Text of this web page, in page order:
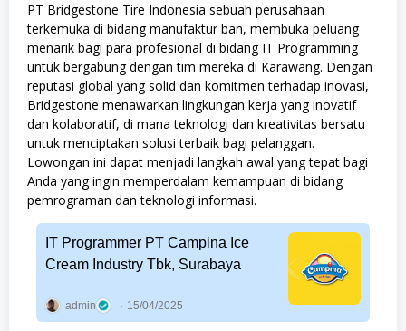
PT Bridgestone Tire Indonesia sebuah perusahaan
terkemuka di bidang manufaktur ban, membuka peluang
menarik bagi para profesional di bidang IT Programming
untuk bergabung dengan tim mereka di Karawang. Dengan
reputasi global yang solid dan komitmen terhadap inovasi,
Bridgestone menawarkan lingkungan kerja yang inovatif
dan kolaboratif, di mana teknologi dan kreativitas bersatu
untuk menciptakan solusi terbaik bagi pelanggan.
Lowongan ini dapat menjadi langkah awal yang tepat bagi
Anda yang ingin memperdalam kemampuan di bidang
pemrograman dan teknologi informasi.
IT Programmer PT Campina Ice
Cream Industry Tbk, Surabaya
admin 15/04/2025